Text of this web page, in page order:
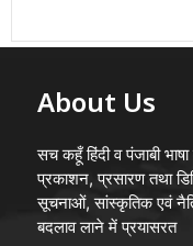
About Us
सच कहूँ हिंदी व पंजाबी
प्रकाशन, प्रसारण तथा
सूचनाओं, सांस्कृतिक एवं
बदलाव लाने में प्रयासरत